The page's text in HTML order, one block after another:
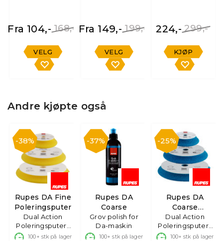
168,-
Fra 104,-
VELG
199,-
Fra 149,-
VELG
299,-
224,-
KJØP
Andre kjøpte også
38%
Rupes DA Fine
Poleringsputer
Dual Action
Poleringsputer i
skum
100+ stk på lager
37%
Rupes DA
Coarse
Grov polish for
Da-maskin
100+ stk på lager
25%
Rupes DA
Coarse
Poleringsputer
Dual Action
Poleringsputer i
skum
100+ stk på lager